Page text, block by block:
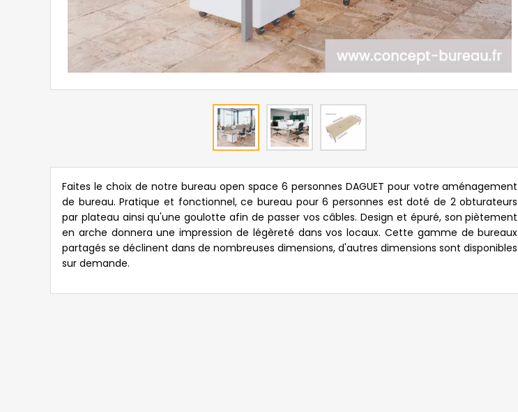
Faites le choix de notre bureau open space 6 personnes DAGUET pour votre aménagement
de bureau. Pratique et fonctionnel, ce bureau pour 6 personnes est doté de 2 obturateurs
par plateau ainsi qu'une goulotte afin de passer vos câbles. Design et épuré, son piètement
en arche donnera une impression de légèreté dans vos locaux. Cette gamme de bureaux
partagés se déclinent dans de nombreuses dimensions, d'autres dimensions sont disponibles
sur demande.